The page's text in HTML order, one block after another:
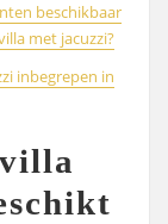
beschikbaar
met jacuzzi?
inbegrepen in